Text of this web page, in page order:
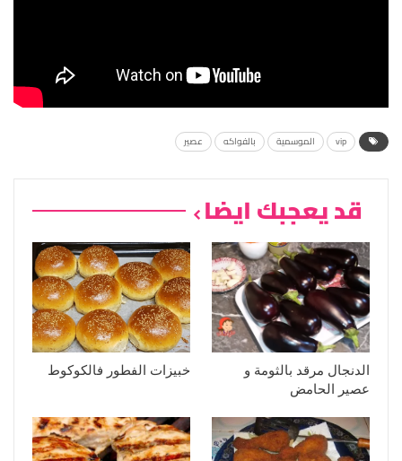
vip الموسمية بالفواكه عصير
قد يعجبك ايضا
الدنجال مرقد بالثومة و
عصير الحامض
خبيزات الفطور فالكوكوط